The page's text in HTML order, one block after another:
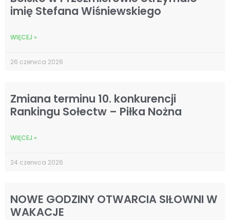
imię Stefana Wiśniewskiego
WIĘCEJ »
26 czerwca 2026
Zmiana terminu 10. konkurencji
Rankingu Sołectw – Piłka Nożna
WIĘCEJ »
24 czerwca 2026
NOWE GODZINY OTWARCIA SIŁOWNI W
WAKACJE